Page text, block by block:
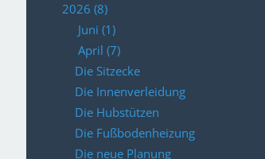
2026 (8)
Juni (1)
April (7)
Die Sitzecke
Die Innenverleidung
Die Hubstützen
Die Fußbodenheizung
Die neue Planung